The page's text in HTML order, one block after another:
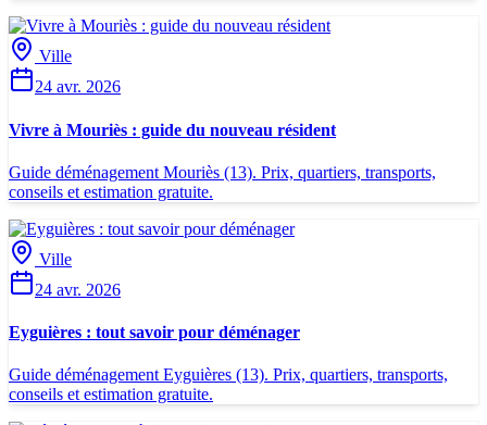
Ville
24 avr. 2026
Vivre à Mouriès : guide du nouveau résident
Guide déménagement Mouriès (13). Prix, quartiers, transports,
conseils et estimation gratuite.
Ville
24 avr. 2026
Eyguières : tout savoir pour déménager
Guide déménagement Eyguières (13). Prix, quartiers, transports,
conseils et estimation gratuite.